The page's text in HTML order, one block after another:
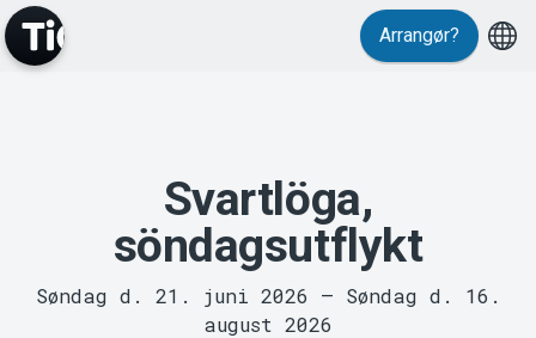
MyTickster
Arrangør?
Svartlöga,
söndagsutflykt
Søndag d. 21. juni 2026 – Søndag d. 16.
august 2026